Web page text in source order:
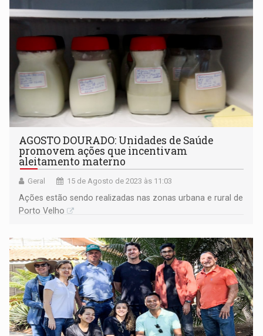
AGOSTO DOURADO: Unidades de Saúde
promovem ações que incentivam
aleitamento materno
Geral 15 de Agosto de 2023 às 11:03
Ações estão sendo realizadas nas zonas urbana e rural de
Porto Velho